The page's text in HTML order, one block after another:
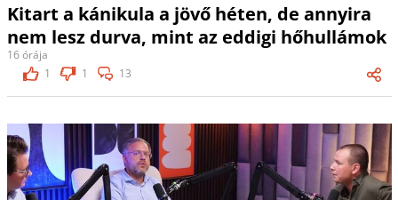
Kitart a kánikula a jövő héten, de annyira
nem lesz durva, mint az eddigi hőhullámok
16 órája
1
1 13